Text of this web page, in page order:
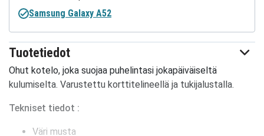
Tuotetiedot
Ohut kotelo, joka suojaa puhelintasi jokapäiväiseltä
kulumiselta. Varustettu korttitelineellä ja tukijalustalla.
Tekniset tiedot :
Väri musta
Samsung Galaxy A52